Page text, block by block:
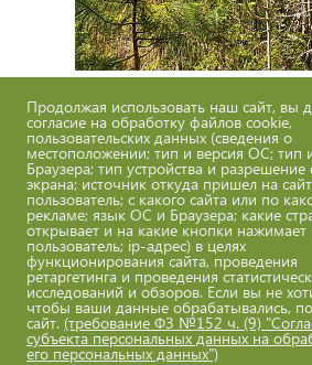
Продолжая использовать наш сайт, вы
согласие на обработку файлов cookie,
пользовательских данных (сведения о
местоположении; тип и версия ОС; тип
Браузера; тип устройства и разрешение
экрана; источник откуда пришел на сайт
пользователь; с какого сайта или по
рекламе; язык ОС и Браузера; какие
открывает и на какие кнопки нажимает
пользователь; ip-адрес) в целях
функционирования сайта, проведения
ретаргетинга и проведения
исследований и обзоров. Если вы не
чтобы ваши данные обрабатывались,
сайт. (требование ФЗ №152 ч. (9)
субъекта персональных данных на
его персональных данных")